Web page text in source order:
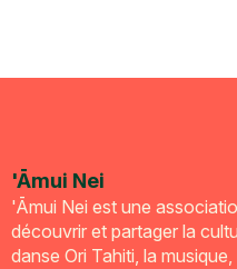
'Āmui Nei
'Āmui Nei est une
découvrir et partager la
danse Ori Tahiti, la